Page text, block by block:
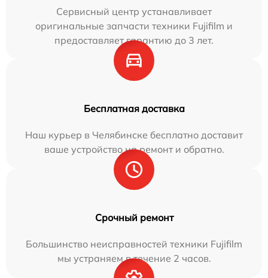
Сервисный центр устанавливает
оригинальные запчасти техники Fujifilm и
предоставляет гарантию до 3 лет.
Бесплатная доставка
Наш курьер в Челябинске бесплатно доставит
ваше устройство на ремонт и обратно.
Срочный ремонт
Большинство неисправностей техники Fujifilm
мы устраняем в течение 2 часов.